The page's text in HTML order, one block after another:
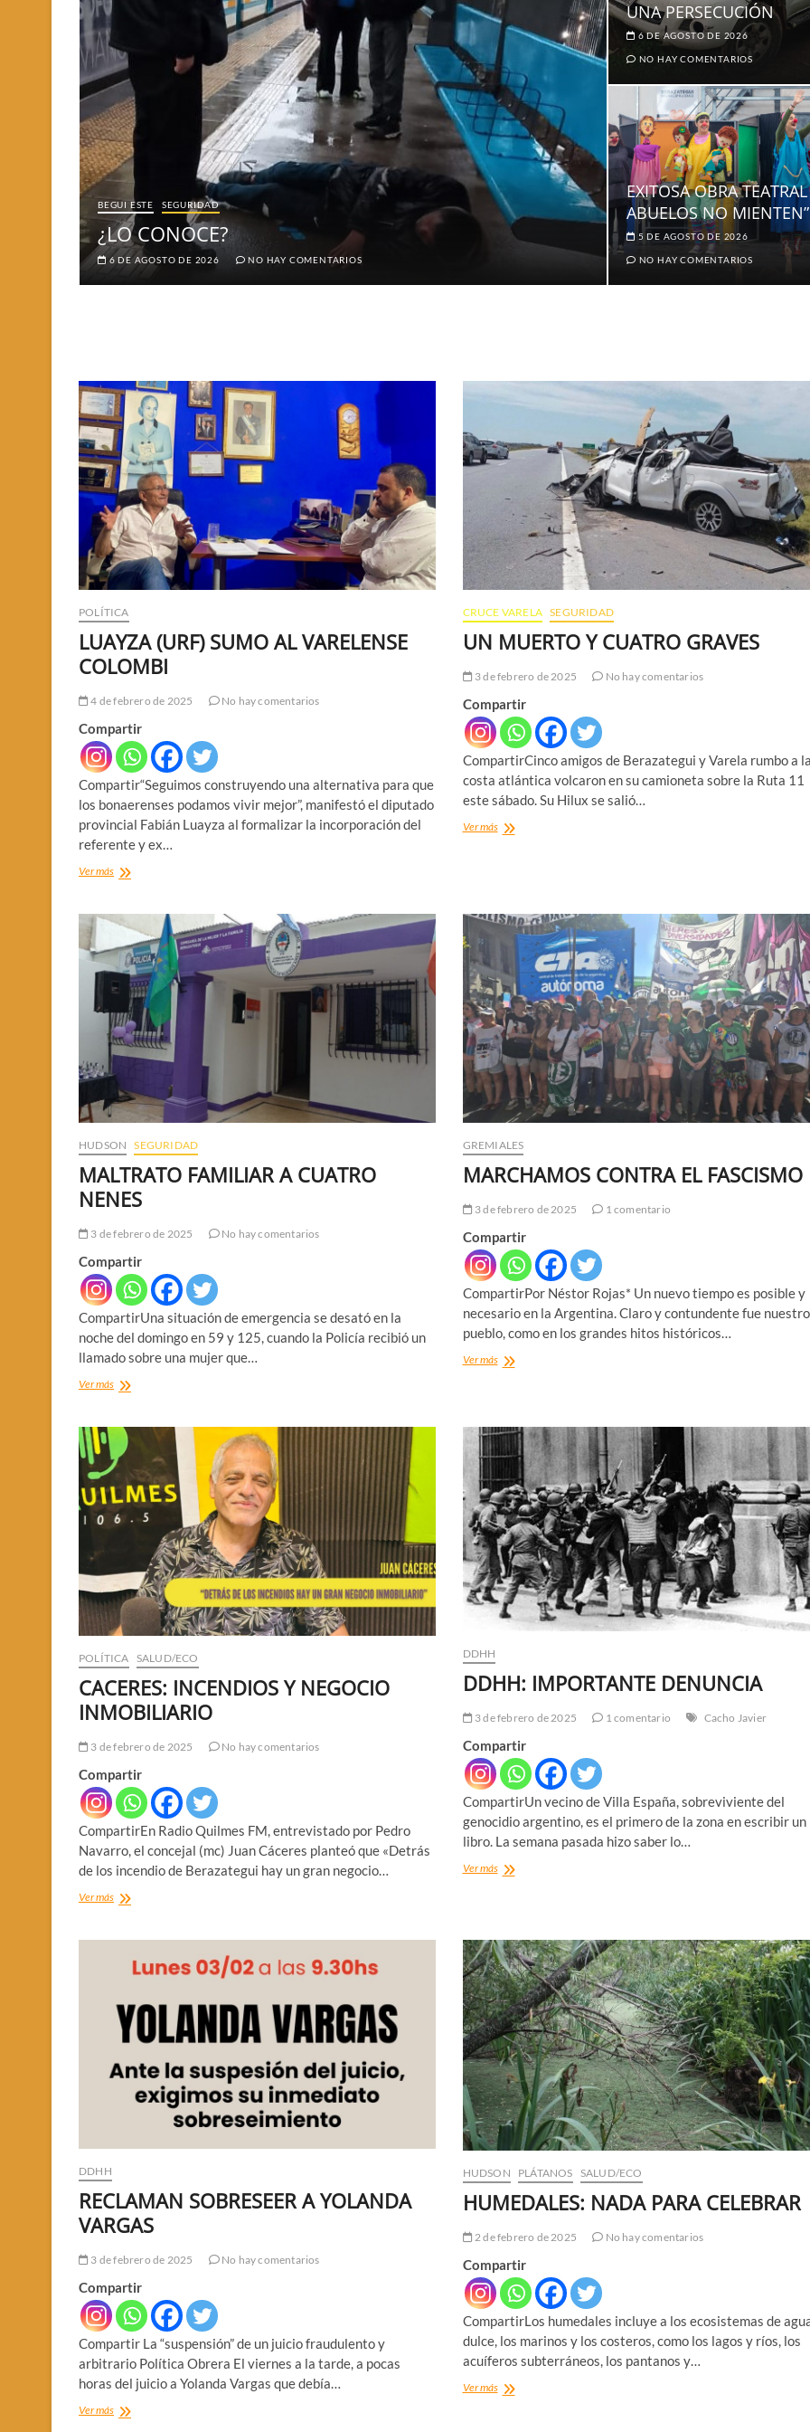
BEGUI ESTE SEGURIDAD
¿LO CONOCE?
6 DE AGOSTO DE 2026 NO HAY COMENTARIOS
UNA PERSECUCIÓN
6 DE AGOSTO DE 2026
NO HAY COMENTARIOS
EXITOSA OBRA
ABUELOS NO MIENTEN”
5 DE AGOSTO DE 2026
NO HAY COMENTARIOS
POLÍTICA
LUAYZA (URF) SUMO AL VARELENSE
COLOMBI
4 de febrero de 2025 No hay comentarios
Compartir
Compartir“Seguimos construyendo una alternativa para que
los bonaerenses podamos vivir mejor”, manifestó el diputado
provincial Fabián Luayza al formalizar la incorporación del
referente y ex…
Ver másLUAYZA
VARELENSE
COLOMBI
CRUCE VARELA SEGURIDAD
UN MUERTO Y CUATRO GRAVES
3 de febrero de 2025 No hay comentarios
Compartir
CompartirCinco amigos de Berazategui y Varela rumbo a
costa atlántica volcaron en su camioneta sobre la Ruta 11
este sábado. Su Hilux se salió…
Ver másUN
HUDSON SEGURIDAD
MALTRATO FAMILIAR A CUATRO
NENES
3 de febrero de 2025 No hay comentarios
Compartir
CompartirUna situación de emergencia se desató en la
noche del domingo en 59 y 125, cuando la Policía recibió un
llamado sobre una mujer que…
Ver másMALTRATO
CUATRO
NENES
GREMIALES
MARCHAMOS CONTRA EL FASCISMO
3 de febrero de 2025 1 comentario
Compartir
CompartirPor Néstor Rojas* Un nuevo tiempo es posible y
necesario en la Argentina. Claro y contundente fue nuestro
pueblo, como en los grandes hitos históricos…
Ver másMARCHAMOS
POLÍTICA SALUD/ECO
CACERES: INCENDIOS Y NEGOCIO
INMOBILIARIO
3 de febrero de 2025 No hay comentarios
Compartir
CompartirEn Radio Quilmes FM, entrevistado por Pedro
Navarro, el concejal (mc) Juan Cáceres planteó que «Detrás
de los incendio de Berazategui hay un gran negocio…
Ver másCACERES:
INMOBILIARIO
DDHH
DDHH: IMPORTANTE DENUNCIA
3 de febrero de 2025 1 comentario Cacho Javier
Compartir
CompartirUn vecino de Villa España, sobreviviente del
genocidio argentino, es el primero de la zona en escribir un
libro. La semana pasada hizo saber lo…
Ver másDDHH:
DDHH
RECLAMAN SOBRESEER A YOLANDA
VARGAS
3 de febrero de 2025 No hay comentarios
Compartir
Compartir La “suspensión” de un juicio fraudulento y
arbitrario Política Obrera El viernes a la tarde, a pocas
horas del juicio a Yolanda Vargas que debía…
Ver másRECLAMAN
HUDSON PLÁTANOS SALUD/ECO
HUMEDALES: NADA PARA CELEBRAR
2 de febrero de 2025 No hay comentarios
Compartir
CompartirLos humedales incluye a los ecosistemas de
dulce, los marinos y los costeros, como los lagos y ríos, los
acuíferos subterráneos, los pantanos y…
Ver másHUMEDALES: